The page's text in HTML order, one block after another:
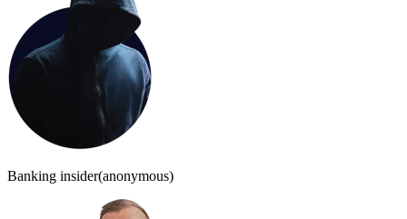
Banking insider(anonymous)